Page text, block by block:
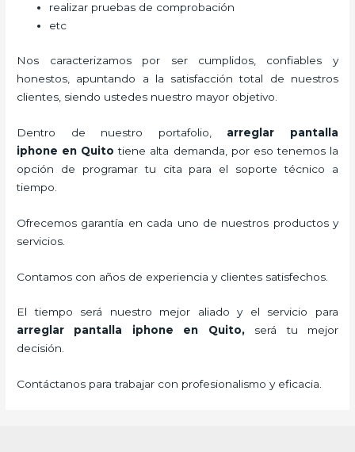
realizar pruebas de comprobación
etc
Nos caracterizamos por ser cumplidos, confiables y
honestos, apuntando a la satisfacción total de nuestros
clientes, siendo ustedes nuestro mayor objetivo.
Dentro de nuestro portafolio, arreglar pantalla
iphone en Quito tiene alta demanda, por eso tenemos la
opción de programar tu cita para el soporte técnico a
tiempo.
Ofrecemos garantía en cada uno de nuestros productos y
servicios.
Contamos con años de experiencia y clientes satisfechos.
El tiempo será nuestro mejor aliado y el servicio para
arreglar pantalla iphone en Quito, será tu mejor
decisión.
Contáctanos para trabajar con profesionalismo y eficacia.